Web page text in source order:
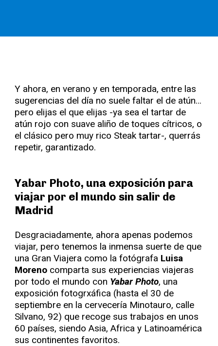
Y ahora, en verano y en temporada, entre las
sugerencias del día no suele faltar el de atún…
pero elijas el que elijas -ya sea el tartar de
atún rojo con suave aliño de toques cítricos, o
el clásico pero muy rico Steak tartar-, querrás
repetir, garantizado.
Yabar Photo, una exposición para
viajar por el mundo sin salir de
Madrid
Desgraciadamente, ahora apenas podemos
viajar, pero tenemos la inmensa suerte de que
una Gran Viajera como la fotógrafa Luisa
Moreno comparta sus experiencias viajeras
por todo el mundo con Yabar Photo, una
exposición fotogrxáfica (hasta el 30 de
septiembre en la cervecería Minotauro, calle
Silvano, 92) que recoge sus trabajos en unos
60 países, siendo Asia, Africa y Latinoamérica
sus continentes favoritos.